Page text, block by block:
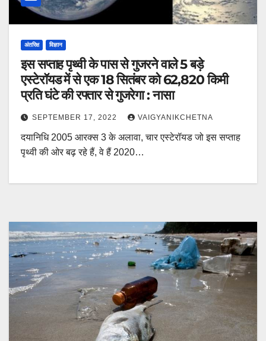
अंतरिक्ष विज्ञान
इस सप्ताह पृथ्वी के पास से गुजरने वाले 5 बड़े
एस्टेरॉयड में से एक 18 सितंबर को 62,820 किमी
प्रति घंटे की रफ्तार से गुजरेगा : नासा
SEPTEMBER 17, 2022 VAIGYANIKCHETNA
दयानिधि 2005 आरक्स 3 के अलावा, चार एस्टेरॉयड जो इस सप्ताह
पृथ्वी की ओर बढ़ रहे हैं, वे हैं 2020…